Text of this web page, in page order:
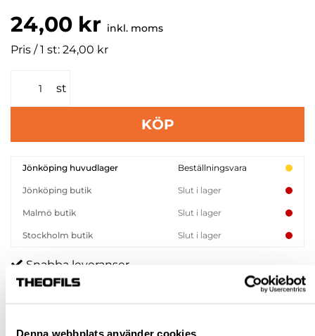
Denna webbplats använder cookies
24,00 kr inkl. moms
Pris / 1 st: 24,00 kr
st
KÖP
Jönköping huvudlager Beställningsvara
Jönköping butik Slut i lager
Malmö butik Slut i lager
Stockholm butik Slut i lager
Snabba leveranser
Hämta i butik